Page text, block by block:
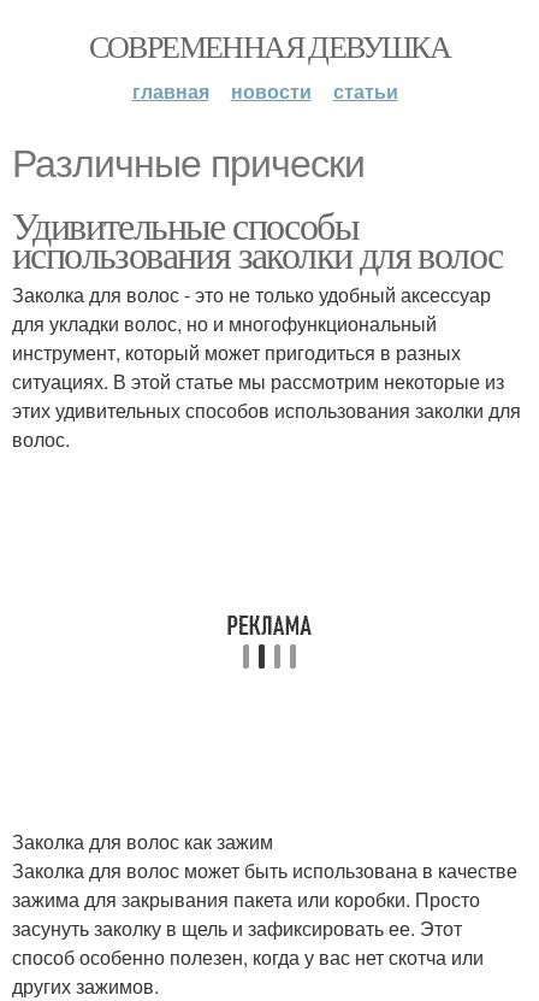
СОВРЕМЕННАЯ ДЕВУШКА
главная новости статьи
Различные прически
Удивительные способы
использования заколки для волос
Заколка для волос - это не только удобный аксессуар
для укладки волос, но и многофункциональный
инструмент, который может пригодиться в разных
ситуациях. В этой статье мы рассмотрим некоторые из
этих удивительных способов использования заколки для
волос.
Заколка для волос как зажим
Заколка для волос может быть использована в качестве
зажима для закрывания пакета или коробки. Просто
засунуть заколку в щель и зафиксировать ее. Этот
способ особенно полезен, когда у вас нет скотча или
других зажимов.